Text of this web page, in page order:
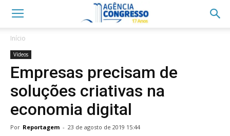
Início
Vídeos
Empresas precisam de
soluções criativas na
economia digital
Por Reportagem - 23 de agosto de 2019 15:44